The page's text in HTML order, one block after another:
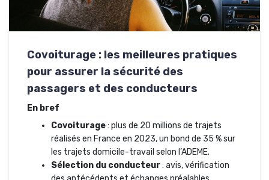
Covoiturage : les meilleures pratiques
pour assurer la sécurité des
passagers et des conducteurs
En bref
Covoiturage: plus de 20 millions de trajets
réalisés en France en 2023, un bond de 35 % sur
les trajets domicile-travail selon l’ADEME.
Sélection du conducteur: avis, vérification